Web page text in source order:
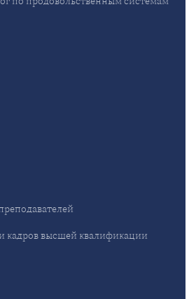
кадров высшей квалификации